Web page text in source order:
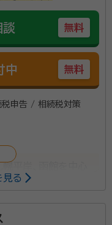
談 無料
中 無料
申告 / 相続税対策
務は、不動産の取
、相続税に対する
見る